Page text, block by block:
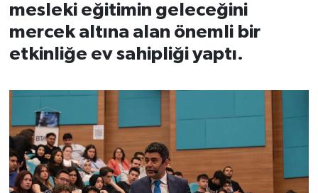
mesleki eğitimin geleceğini
mercek altına alan önemli bir
etkinliğe ev sahipliği yaptı.
İvrindi
KENT GÜNDEMİ
Kepsut
KÜLTÜR-SANAT
MAGAZİN